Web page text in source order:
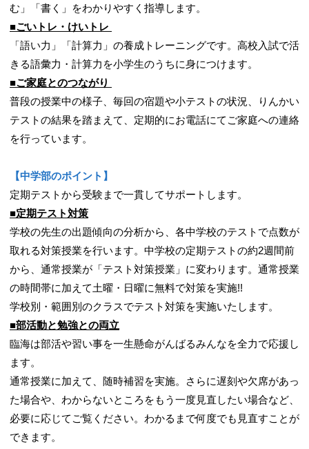
む」「書く」をわかりやすく指導します。
■ごいトレ・けいトレ
「語い力」「計算力」の養成トレーニングです。高校入試で活
きる語彙力・計算力を小学生のうちに身につけます。
■ご家庭とのつながり
普段の授業中の様子、毎回の宿題や小テストの状況、りんかい
テストの結果を踏まえて、定期的にお電話にてご家庭への連絡
を行っています。
【中学部のポイント】
定期テストから受験まで一貫してサポートします。
■定期テスト対策
学校の先生の出題傾向の分析から、各中学校のテストで点数が
取れる対策授業を行います。中学校の定期テストの約2週間前
から、通常授業が「テスト対策授業」に変わります。通常授業
の時間帯に加えて土曜・日曜に無料で対策を実施!!
学校別・範囲別のクラスでテスト対策を実施いたします。
■部活動と勉強との両立
臨海は部活や習い事を一生懸命がんばるみんなを全力で応援し
ます。
通常授業に加えて、随時補習を実施。さらに遅刻や欠席があっ
た場合や、わからないところをもう一度見直したい場合など、
必要に応じてご覧ください。わかるまで何度でも見直すことが
できます。